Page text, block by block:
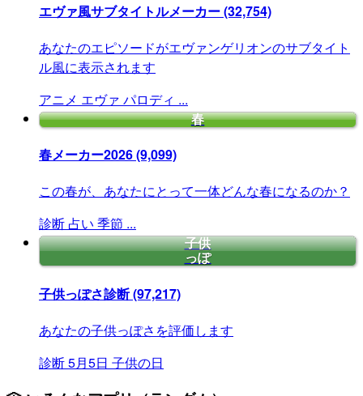
エヴァ風サブタイトルメーカー(32,754)
あなたのエピソードがエヴァンゲリオンのサブタイト
ル風に表示されます
アニメ エヴァ パロディ ...
春
春メーカー2026(9,099)
この春が、あなたにとって一体どんな春になるのか？
診断 占い 季節 ...
子供
っぽ
子供っぽさ診断(97,217)
あなたの子供っぽさを評価します
診断5月5日 子供の日